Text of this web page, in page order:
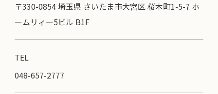
〒330-0854 埼玉県 さいたま市大宮区 桜木町1-5-7 ホ
ームリィー5ビル B1F
TEL
048-657-2777